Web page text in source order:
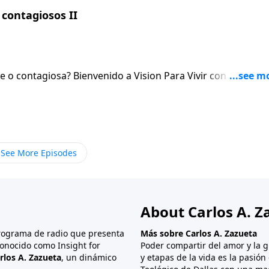
II
Para Vivir con el pastor
See More Episodes
de radio que presenta
como Insight for
A. Zazueta, un dinámico
About Carlos A.
Más sobre Carlos A. Zazueta
Poder compartir del amor y la
y etapas de la vida es la